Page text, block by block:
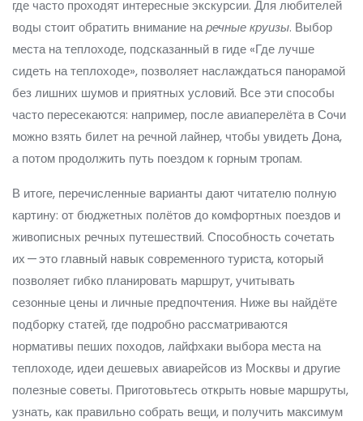
где часто проходят интересные экскурсии. Для любителей
воды стоит обратить внимание наречные круизы. Выбор
места на теплоходе, подсказанный в гиде «Где лучше
сидеть на теплоходе», позволяет наслаждаться панорамой
без лишних шумов и приятных условий. Все эти способы
часто пересекаются: например, после авиаперелёта в Сочи
можно взять билет на речной лайнер, чтобы увидеть Дона,
а потом продолжить путь поездом к горным тропам.
В итоге, перечисленные варианты дают читателю полную
картину: от бюджетных полётов до комфортных поездов и
живописных речных путешествий. Способность сочетать
их — это главный навык современного туриста, который
позволяет гибко планировать маршрут, учитывать
сезонные цены и личные предпочтения. Ниже вы найдёте
подборку статей, где подробно рассматриваются
нормативы пеших походов, лайфхаки выбора места на
теплоходе, идеи дешевых авиарейсов из Москвы и другие
полезные советы. Приготовьтесь открыть новые маршруты,
узнать, как правильно собрать вещи, и получить максимум